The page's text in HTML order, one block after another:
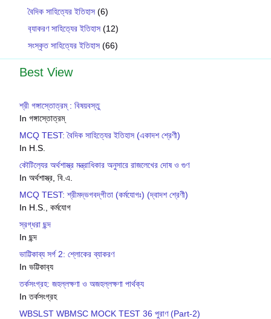
বৈদিক সাহিত্যের ইতিহাস (6)
ব‍্যাকরণ সাহিত‍্যের ইতিহাস (12)
সংস্কৃত সাহিত্যের ইতিহাস (66)
Best View
শ্রী গঙ্গাস্তোত্রম্ : বিষয়বস্তু
In গঙ্গাস্তোত্রম্
MCQ TEST: বৈদিক সাহিত্যের ইতিহাস (একাদশ শ্রেণী)
In H.S.
কৌটিল‍্যের অর্থশাস্ত্র মন্ত্রাধিকার অনুসারে রাজলেখের দোষ ও গুণ
In অর্থশাস্ত্র, বি.এ.
MCQ TEST: শ্রীমদ্‌ভগবদ্‌গীতা (কর্মযোগঃ) (দ্বাদশ শ্রেণী)
In H.S., কর্মযোগ
স্রগ্ধরা ছন্দ
In ছন্দ
ভাট্টিকাব্য সর্গ 2: শ্লোকের ব্যাকরণ
In ভট্টিকাব‍্য
তর্কসংগ্রহ: জহল্লক্ষণা ও অজহল্লক্ষণা পার্থক্য
In তর্কসংগ্রহ
WBSLST WBMSC MOCK TEST 36 পুরাণ (Part-2)